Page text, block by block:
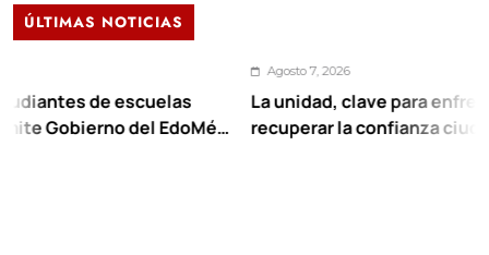
ÚLTIMAS NOTICIAS
de escuelas
del EdoMéx
Agosto 7, 2026
La unidad, clave para enfrentar los
recuperar la confianza ciudadana: